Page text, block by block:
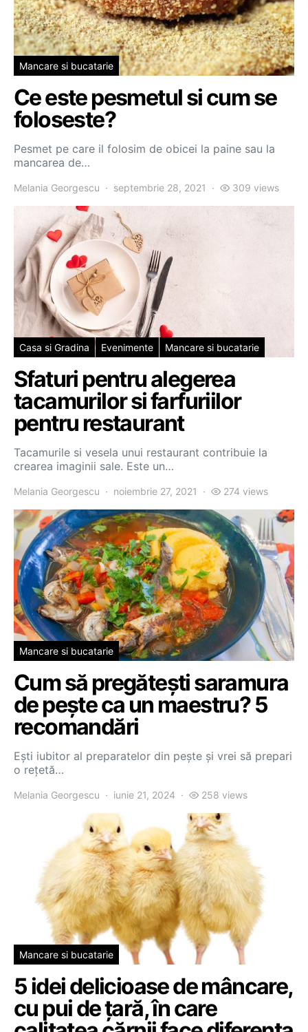
Mancare si bucatarie
Ce este pesmetul si cum se
foloseste?
Pesmet pe care il folosim de obicei la paine sau la
mancarea de…
Melania Georgescu septembrie 28, 2021 309 views
Casa si Gradina Evenimente Mancare si bucatarie
Sfaturi pentru alegerea
tacamurilor si farfuriilor
pentru restaurant
Tacamurile si vesela unui restaurant contribuie la
crearea imaginii sale. Este un…
Melania Georgescu noiembrie 27, 2021 274 views
Mancare si bucatarie
Cum să pregătești saramura
de pește ca un maestru? 5
recomandări
Ești iubitor al preparatelor din pește și vrei să prepari
o rețetă…
Melania Georgescu iunie 21, 2024 258 views
Mancare si bucatarie
5 idei delicioase de mâncare,
cu pui de țară, în care